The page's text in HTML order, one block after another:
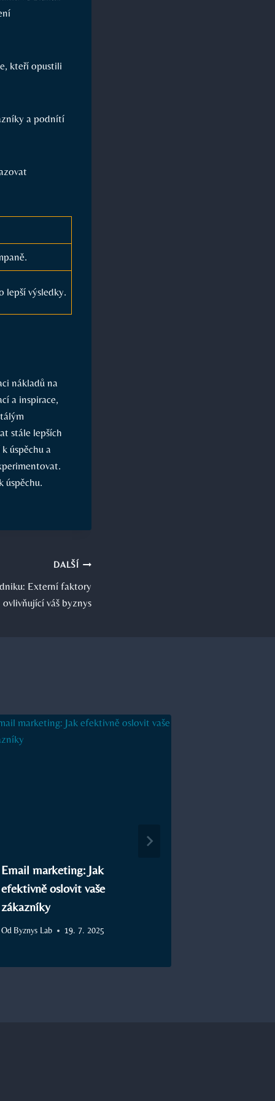
kteří opustili
a podnítí
lepší výsledky.
nákladů na
a inspirace,
stále lepších
úspěchu a
úspěchu.
DALŠÍ
Externí faktory
ovlivňující váš byznys
Email marketing: Jak
efektivně oslovit vaše
zákazníky
Od Byznys Lab 19. 7. 2025